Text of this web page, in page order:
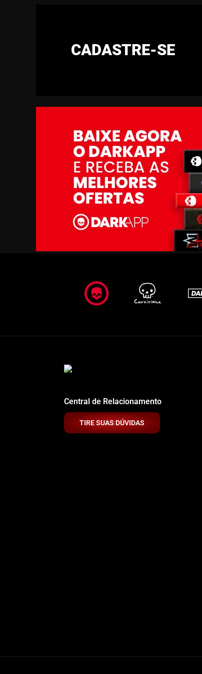
CADASTRE-SE
Central de Relacionamento
TIRE SUAS DÚVIDAS